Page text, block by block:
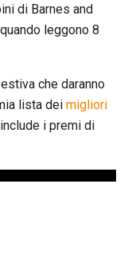
di Barnes and
quando leggono 8
che daranno
lista dei migliori
i premi di